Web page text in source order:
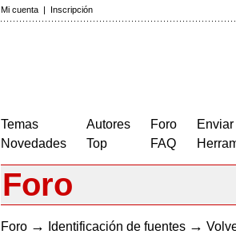
Mi cuenta | Inscripción
Temas
Novedades
Autores
Top
Foro
FAQ
Foro
Foro → Identificación de fuentes →